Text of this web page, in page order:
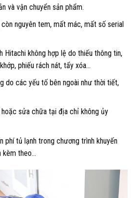
và vận chuyển sản phẩm.
nguyên tem, mất mác, mất số serial
Hitachi không hợp lệ do thiếu thông tin,
phiếu rách nát, tẩy xóa…
do các yếu tố bên ngoài như thời tiết,
sửa chữa tại địa chỉ không ủy
phí tủ lạnh trong chương trình khuyến
kèm theo…